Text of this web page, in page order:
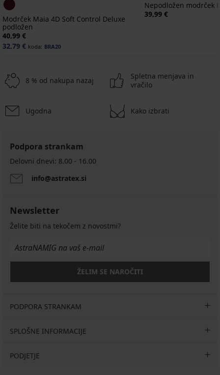
Modrček Maia 4D Soft Control Deluxe
podložen
40,99 €
32,79 € koda: BRA20
Nepodložen modrček
39,99 €
8 % od nakupa nazaj
Spletna menjava in
vračilo
Ugodna Kako izbrati
Podpora strankam
Delovni dnevi: 8.00 - 16.00
info@astratex.si
Newsletter
Želite biti na tekočem z novostmi?
ŽELIM SE NAROČITI
PODPORA STRANKAM
SPLOŠNE INFORMACIJE
PODJETJE